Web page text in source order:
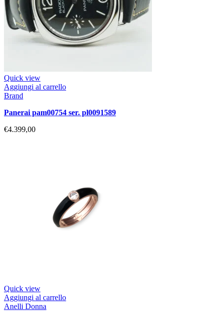
Quick view
Aggiungi al carrello
Brand
panerai pam00754 ser. pl0091589
€4.399,00
Quick view
Aggiungi al carrello
Anelli Donna